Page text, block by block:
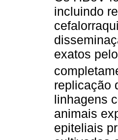
incluindo
exatos
replicação
linhagens
animais
epiteliais